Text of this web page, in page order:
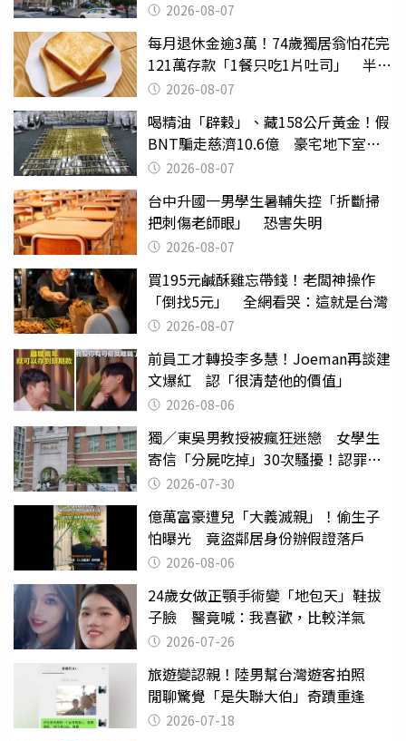
2026-08-07
每月退休金逾3萬！74歲獨居翁怕花完
121萬存款「1餐只吃1片吐司」 半年
後暴瘦嚇壞女兒
2026-08-07
喝精油「辟穀」、藏158公斤黃金！假
BNT騙走慈濟10.6億 豪宅地下室竟
挖出乾鮑金庫
2026-08-07
台中升國一男學生暑輔失控「折斷掃
把刺傷老師眼」 恐害失明
2026-08-07
買195元鹹酥雞忘帶錢！老闆神操作
「倒找5元」 全網看哭：這就是台灣
2026-08-07
前員工才轉投李多慧！Joeman再談建
文爆紅 認「很清楚他的價值」
2026-08-06
獨／東吳男教授被瘋狂迷戀 女學生
寄信「分屍吃掉」30次騷擾！認罪免
關 2026-07-30
億萬富豪遭兒「大義滅親」！偷生子
怕曝光 竟盜鄰居身份辦假證落戶
2026-08-06
24歲女做正顎手術變「地包天」鞋拔
子臉 醫竟喊：我喜歡，比較洋氣
2026-07-26
旅遊變認親！陸男幫台灣遊客拍照
閒聊驚覺「是失聯大伯」奇蹟重逢
2026-07-18